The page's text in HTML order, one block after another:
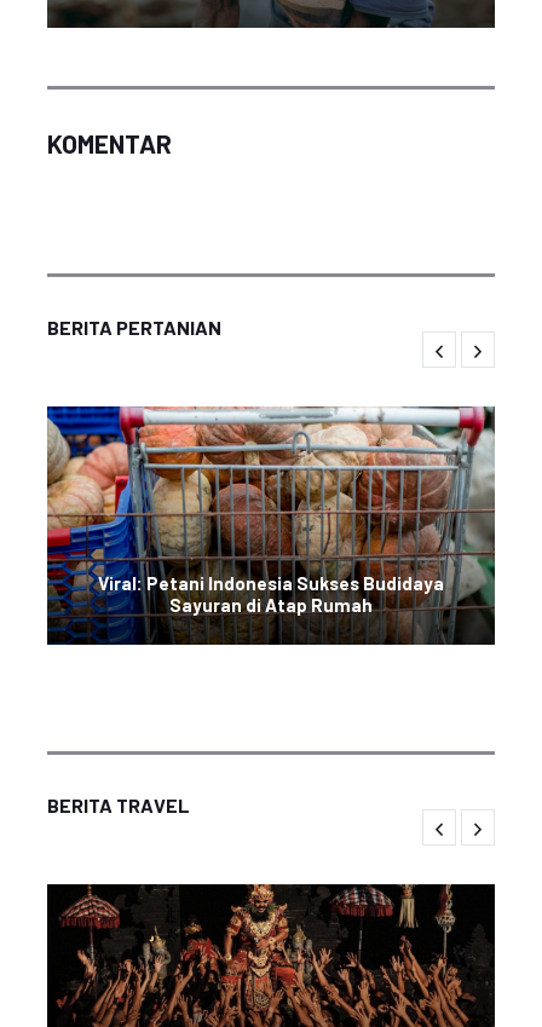
KOMENTAR
BERITA PERTANIAN
Viral: Petani Indonesia Sukses Budidaya
Sayuran di Atap Rumah
BERITA TRAVEL